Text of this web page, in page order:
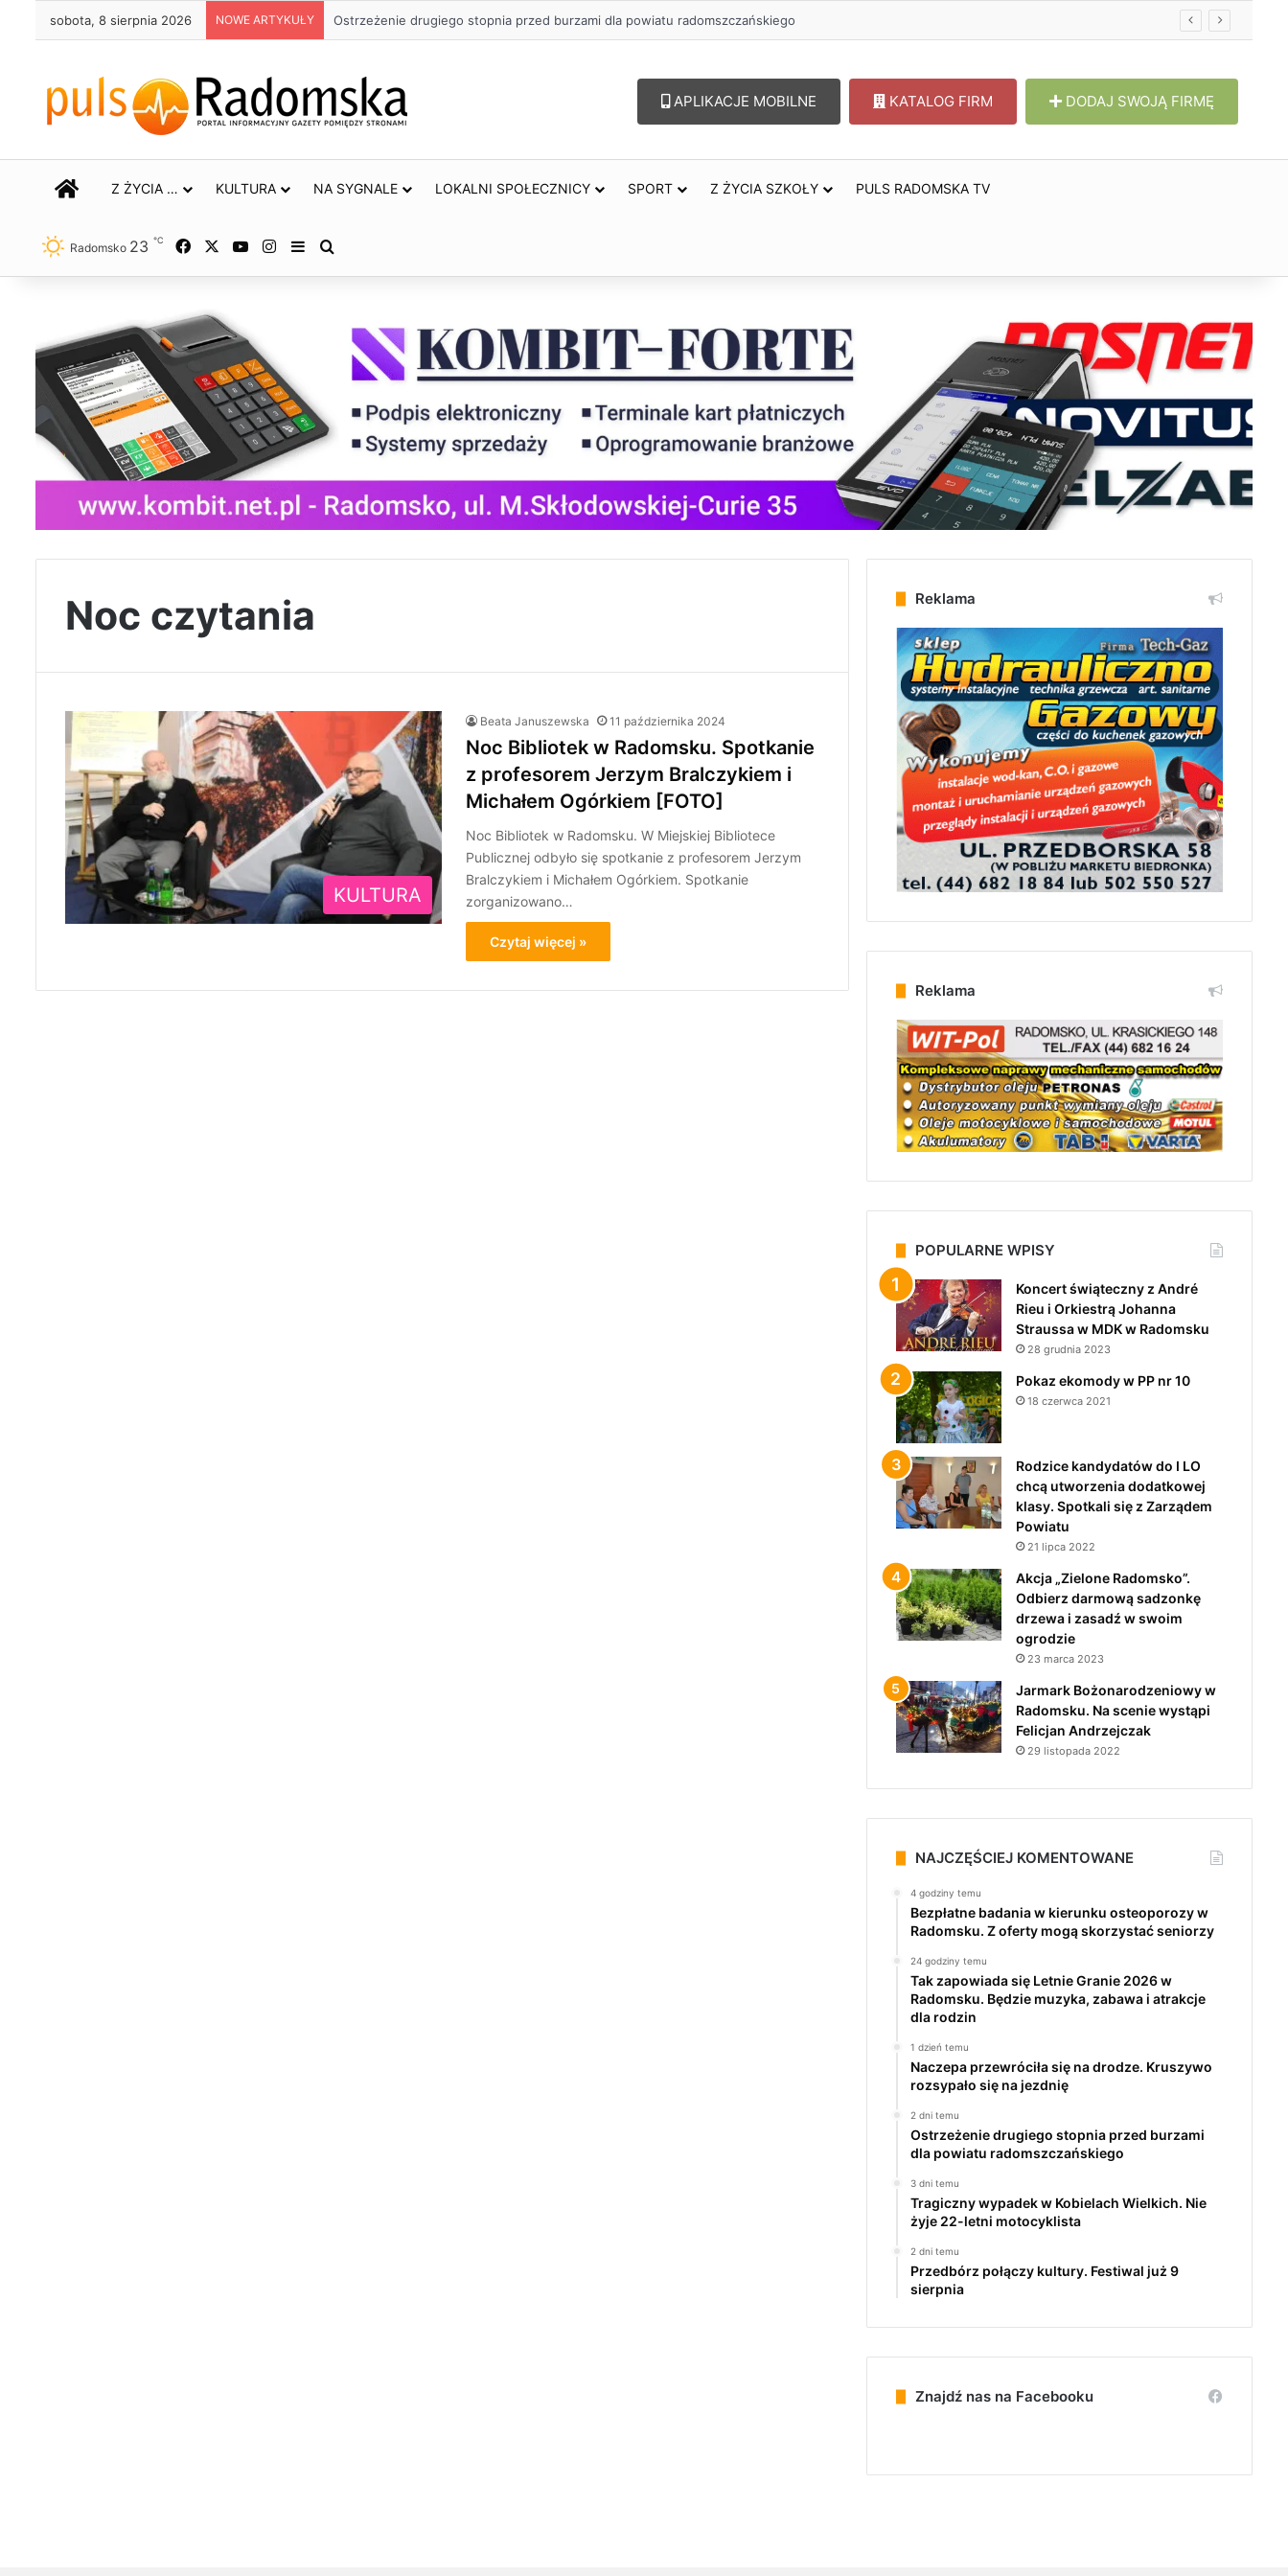
sobota, 8 sierpnia 2026 NOWE ARTYKUŁY Ostrzeżenie drugiego stopnia przed burzami dla powiatu radomszczańskiego
APLIKACJE MOBILNE KATALOG FIRM DODAJ SWOJĄ FIRMĘ
STRONA GŁÓWNA
Z ŻYCIA … KULTURA NA SYGNALE LOKALNI SPOŁECZNICY SPORT Z ŻYCIA SZKOŁY PULS RADOMSKA TV
Radomsko 23 ℃ Facebook YouTubeInstagram
Sidebar
Noc czytania
KULTURA
Beata Januszewska 11 października 2024
Noc Bibliotek w Radomsku. Spotkanie
z profesorem Jerzym Bralczykiem i
Michałem Ogórkiem [FOTO]
Noc Bibliotek w Radomsku. W Miejskiej Bibliotece
Publicznej odbyło się spotkanie z profesorem Jerzym
Bralczykiem i Michałem Ogórkiem. Spotkanie
zorganizowano…
Czytaj więcej »
Reklama
Reklama
POPULARNE WPISY
Koncert świąteczny z André
Rieu i Orkiestrą Johanna
Straussa w MDK w Radomsku
28 grudnia 2023
Pokaz ekomody w PP nr 10
18 czerwca 2021
Rodzice kandydatów do I LO
chcą utworzenia dodatkowej
klasy. Spotkali się z Zarządem
Powiatu
21 lipca 2022
Akcja „Zielone Radomsko”.
Odbierz darmową sadzonkę
drzewa i zasadź w swoim
ogrodzie
23 marca 2023
Jarmark Bożonarodzeniowy w
Radomsku. Na scenie wystąpi
Felicjan Andrzejczak
29 listopada 2022
NAJCZĘŚCIEJ KOMENTOWANE
4 godziny temu
Bezpłatne badania w kierunku osteoporozy w
Radomsku. Z oferty mogą skorzystać seniorzy
24 godziny temu
Tak zapowiada się Letnie Granie 2026 w
Radomsku. Będzie muzyka, zabawa i atrakcje
dla rodzin
1 dzień temu
Naczepa przewróciła się na drodze. Kruszywo
rozsypało się na jezdnię
2 dni temu
Ostrzeżenie drugiego stopnia przed burzami
dla powiatu radomszczańskiego
3 dni temu
Tragiczny wypadek w Kobielach Wielkich. Nie
żyje 22-letni motocyklista
2 dni temu
Przedbórz połączy kultury. Festiwal już 9
sierpnia
Znajdź nas na Facebooku